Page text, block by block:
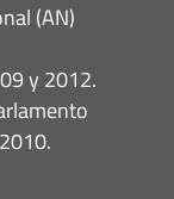
(AN)
y 2012.